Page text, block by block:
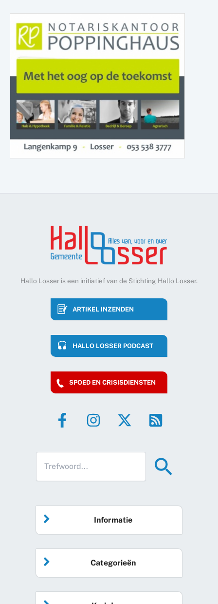
Hallo Losser is een initiatief van de Stichting Hallo Losser.
ARTIKEL INZENDEN
HALLO LOSSER PODCAST
SPOED EN CRISISDIENSTEN
Informatie
Home
Agenda
Categorieën
Algemeen nieuws